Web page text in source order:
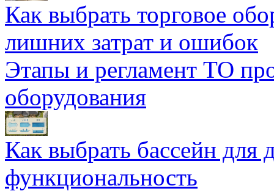
Как выбрать торговое
лишних затрат и ошибок
Этапы и регламент ТО
оборудования
Как выбрать бассейн для
функциональность